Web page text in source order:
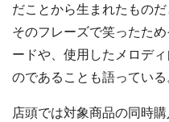
だことから生まれたもの
そのフレーズで笑ったた
ードや、使用したメロデ
のであることも語っている
店頭では対象商品の同時